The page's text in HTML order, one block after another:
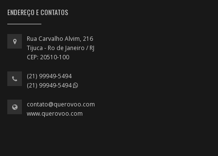
ENDEREÇO E CONTATOS
Rua Carvalho Alvim, 216
Tijuca - Ro de Janeiro / RJ
CEP: 20510-100
(21) 99949-5494
(21) 99949-5494
contato@querovoo.com
www.querovoo.com